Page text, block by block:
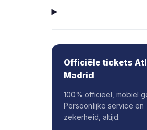
Officiële tickets
Madrid
100% officieel, mobiel
Persoonlijke service en
zekerheid, altijd.